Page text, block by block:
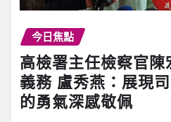
今日焦點
高檢署主任檢察官
義務 盧秀燕：展現
的勇氣深感敬佩